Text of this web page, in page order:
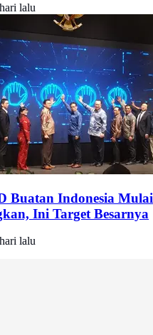
lalu
Buatan Indonesia Mulai
Ini Target Besarnya
lalu